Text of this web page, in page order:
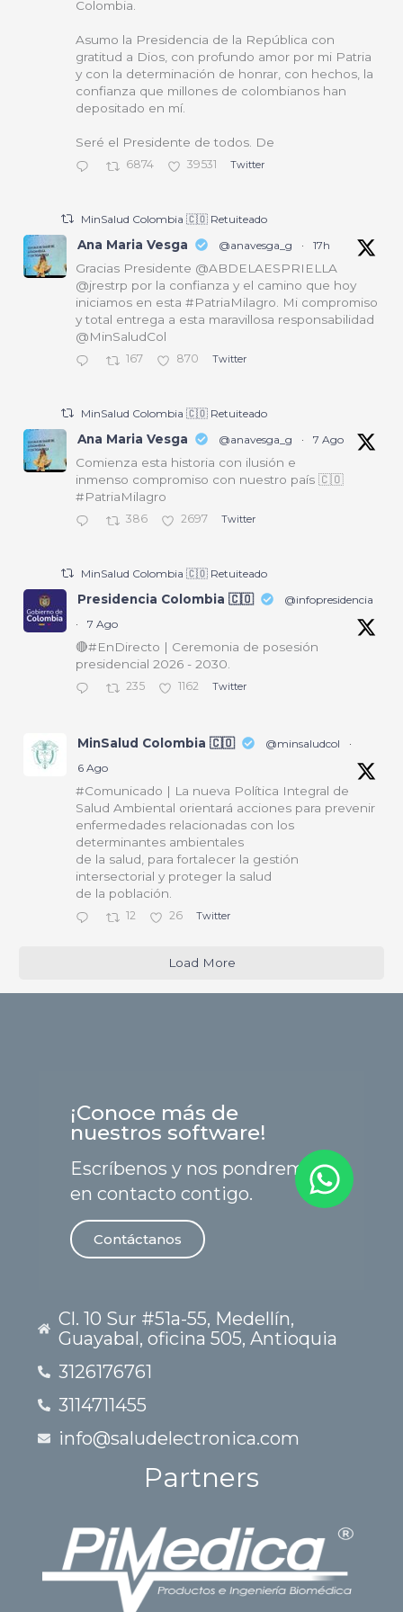
Colombia.
Asumo la Presidencia de la República con
gratitud a Dios, con profundo amor por mi Patria
y con la determinación de honrar, con hechos, la
confianza que millones de colombianos han
depositado en mí.
Seré el Presidente de todos. De
6874 39531 Twitter
MinSalud Colombia 🇨🇴 Retuiteado
Ana Maria Vesga @anavesga_g · 17h
Gracias Presidente @ABDELAESPRIELLA
@jrestrp por la confianza y el camino que hoy
iniciamos en esta #PatriaMilagro. Mi compromiso
y total entrega a esta maravillosa responsabilidad
@MinSaludCol
167 870 Twitter
MinSalud Colombia 🇨🇴 Retuiteado
Ana Maria Vesga @anavesga_g · 7 Ago
Comienza esta historia con ilusión e
inmenso compromiso con nuestro país 🇨🇴
#PatriaMilagro
386 2697 Twitter
MinSalud Colombia 🇨🇴 Retuiteado
Presidencia Colombia 🇨🇴
@infopresidencia
·
7 Ago
🔴#EnDirecto | Ceremonia de posesión
presidencial 2026 - 2030.
235 1162 Twitter
MinSalud Colombia 🇨🇴 @minsaludcol
·
6 Ago
#Comunicado | La nueva Política Integral de
Salud Ambiental orientará acciones para prevenir
enfermedades relacionadas con los
determinantes ambientales
de la salud, para fortalecer la gestión
intersectorial y proteger la salud
de la población.
12 26 Twitter
Load More
¡Conoce más de
nuestros software!
Escríbenos y nos pondremos
en contacto contigo.
Contáctanos
Cl. 10 Sur #51a-55, Medellín,
Guayabal, oficina 505, Antioquia
3126176761
3114711455
info@saludelectronica.com
Partners